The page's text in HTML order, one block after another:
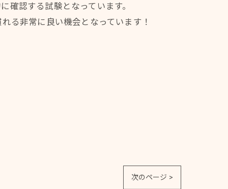
確認する試験となっています。
る非常に良い機会となっています！
次のページ >